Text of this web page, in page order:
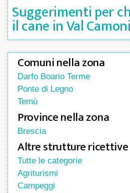
Suggerimenti per
il cane in Val
Comuni nella zona
Darfo Boario Terme
Ponte di Legno
Temù
Province nella zona
Brescia
Altre strutture ricettive
Tutte le categorie
Agriturismi
Campeggi